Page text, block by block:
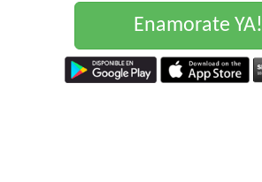
Enamorate YA!